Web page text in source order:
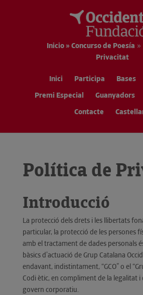
Inicio » Concurso de Poesía »
Privacitat
Inici Participa Bases
Premi Especial
Guanyadors
Contacte
Política de
Introducció
La protecció dels drets i les llibertats
particular, la protecció de les persones
amb el tractament de dades personals
bàsics d’actuació de Grup Catalana
endavant, indistintament, “GCO” o el
Codi ètic, en compliment de la legalitat i
govern corporatiu.